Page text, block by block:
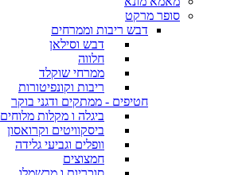
סופר מרקט
דבש ריבות וממרחים
דבש וסילאן
חלווה
ממרחי שוקלד
ריבות וקונפיטורות
חטיפים - ממתקים ודגני בוקר
ביגלה ו מקלות מלוחים
ביסקוויטים וקרואסון
וופלים וגביעי גלידה
חמצוצים